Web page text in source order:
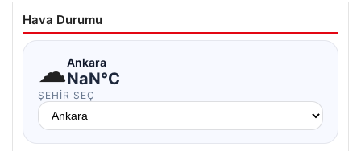
Hava Durumu
☁Ankara
NaN°C
ŞEHIR SEÇ